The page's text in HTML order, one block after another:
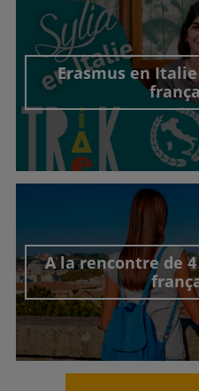
Erasmus en
Découvrir
A la rencontre de